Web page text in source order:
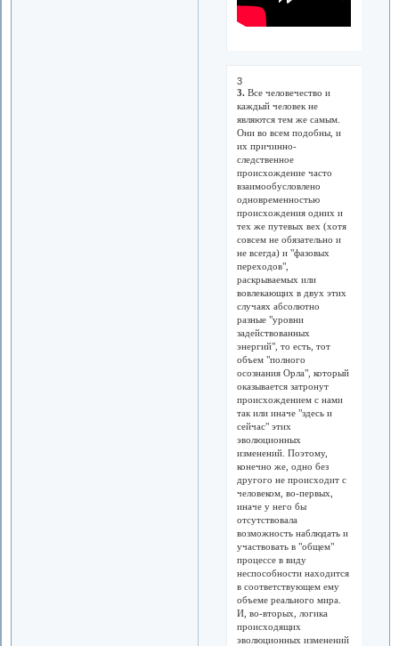
3
3. Все человечество и
каждый человек не
являются тем же самым.
Они во всем подобны, и
их причинно-
следственное
происхождение часто
взаимообусловлено
одновременностью
происхождения одних и
тех же путевых вех (хотя
совсем не обязательно и
не всегда) и "фазовых
переходов",
раскрываемых или
вовлекающих в двух этих
случаях абсолютно
разные "уровни
задействованных
энергий", то есть, тот
объем "полного
осознания Орла", который
оказывается затронут
происхождением с нами
так или иначе "здесь и
сейчас" этих
эволюционных
изменений. Поэтому,
конечно же, одно без
другого не происходит с
человеком, во-первых,
иначе у него бы
отсутствовала
возможность наблюдать и
участвовать в "общем"
процессе в виду
неспособности находится
в соответствующем ему
объеме реального мира.
И, во-вторых, логика
происходящих
эволюционных изменений